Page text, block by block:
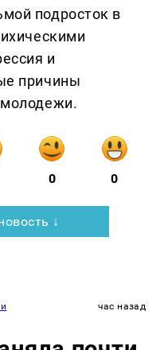
подросток в
и
причины
0 0
↓
час назад